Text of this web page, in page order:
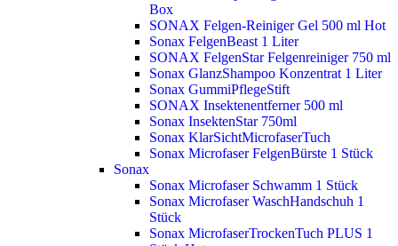
Box
SONAX Felgen-Reiniger Gel 500 ml Hot
Sonax FelgenBeast 1 Liter
SONAX FelgenStar Felgenreiniger 750 ml
Sonax GlanzShampoo Konzentrat 1 Liter
Sonax GummiPflegeStift
SONAX Insektenentferner 500 ml
Sonax InsektenStar 750ml
Sonax KlarSichtMicrofaserTuch
Sonax Microfaser FelgenBürste 1 Stück
Sonax
Sonax Microfaser Schwamm 1 Stück
Sonax Microfaser WaschHandschuh 1
Stück
Sonax MicrofaserTrockenTuch PLUS 1